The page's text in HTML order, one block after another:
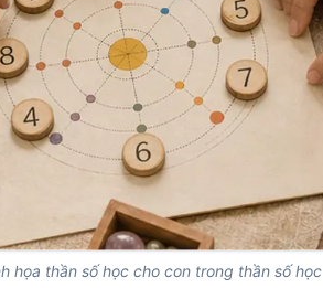
họa thần số học cho con trong thần số học